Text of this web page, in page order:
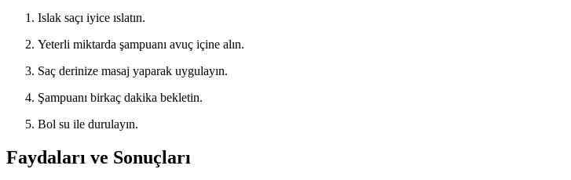
Islak saçı iyice ıslatın.
Yeterli miktarda şampuanı avuç içine alın.
Saç derinize masaj yaparak uygulayın.
Şampuanı birkaç dakika bekletin.
Bol su ile durulayın.
Faydaları ve Sonuçları